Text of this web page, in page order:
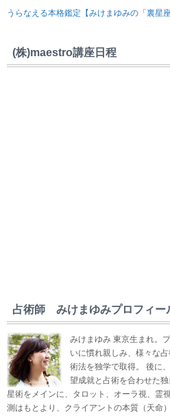
うらなえる本格鑑定【みけまゆみの「裏星座
(株)maestro講座日程
占術師 みけまゆみプロフィー
みけまゆみ 東京生まれ。
いに慣れ親しみ、様々な
術法を独学で取得。 後に
望成就と占術を合わせた
星術をメインに、タロット、オーラ視、霊
測はもとより、クライアントの本質（天命